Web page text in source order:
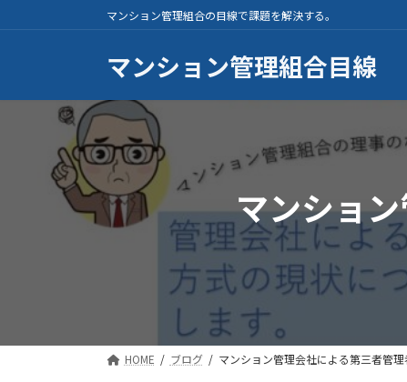
ン
ツ
ビ
シ
マンション管理組合の目線で課題を解決する。
マンション管理組合目線
マンショ
HOME ブログ マンション管理会社による第三者管